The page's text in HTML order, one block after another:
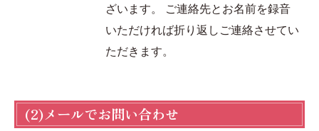
ざいます。 ご連絡先とお名前を録音
いただければ折り返しご連絡させてい
ただきます。
(2)メールでお問い合わせ